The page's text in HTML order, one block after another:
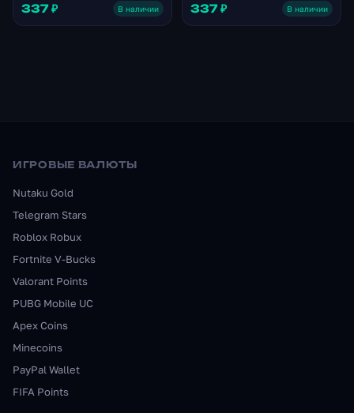
337 ₽ В наличии 337 ₽ В наличии
ИГРОВЫЕ ВАЛЮТЫ
Nutaku Gold
Telegram Stars
Roblox Robux
Fortnite V-Bucks
Valorant Points
PUBG Mobile UC
Apex Coins
Minecoins
PayPal Wallet
FIFA Points